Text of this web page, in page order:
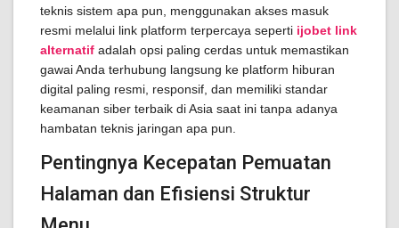
teknis sistem apa pun, menggunakan akses masuk
resmi melalui link platform terpercaya seperti ijobet link
alternatif adalah opsi paling cerdas untuk memastikan
gawai Anda terhubung langsung ke platform hiburan
digital paling resmi, responsif, dan memiliki standar
keamanan siber terbaik di Asia saat ini tanpa adanya
hambatan teknis jaringan apa pun.
Pentingnya Kecepatan Pemuatan
Halaman dan Efisiensi Struktur